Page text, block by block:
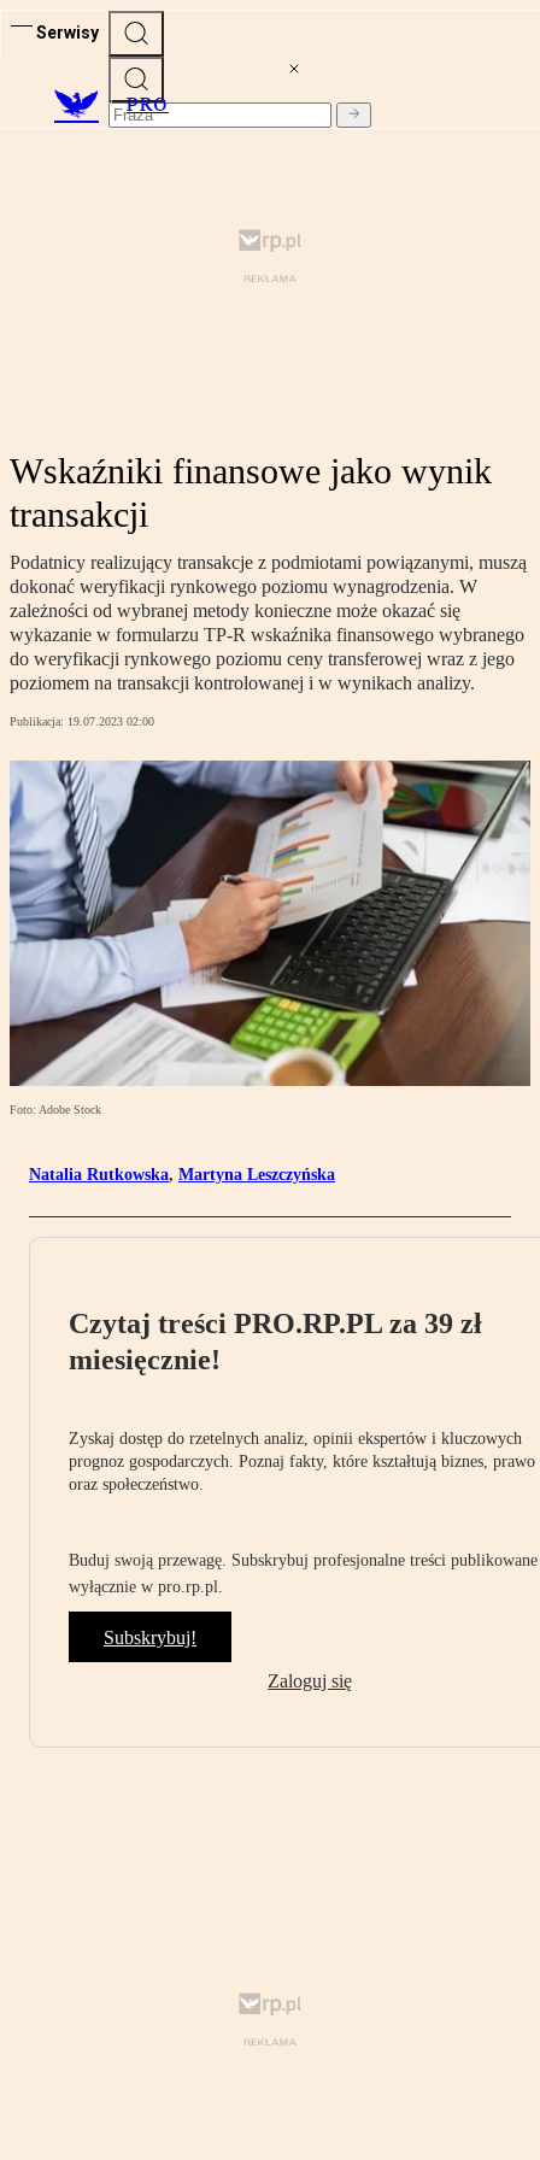
Serwisy
PRO
Wskaźniki finansowe jako wynik
transakcji
Podatnicy realizujący transakcje z podmiotami powiązanymi, muszą
dokonać weryfikacji rynkowego poziomu wynagrodzenia. W
zależności od wybranej metody konieczne może okazać się
wykazanie w formularzu TP-R wskaźnika finansowego wybranego
do weryfikacji rynkowego poziomu ceny transferowej wraz z jego
poziomem na transakcji kontrolowanej i w wynikach analizy.
Publikacja: 19.07.2023 02:00
Foto: Adobe Stock
Natalia Rutkowska, Martyna Leszczyńska
Czytaj treści PRO.RP.PL za 39 zł
miesięcznie!
Zyskaj dostęp do rzetelnych analiz, opinii ekspertów i kluczowych
prognoz gospodarczych. Poznaj fakty, które kształtują biznes, prawo
oraz społeczeństwo.
Buduj swoją przewagę. Subskrybuj profesjonalne treści publikowane
wyłącznie w pro.rp.pl.
Subskrybuj!
Zaloguj się